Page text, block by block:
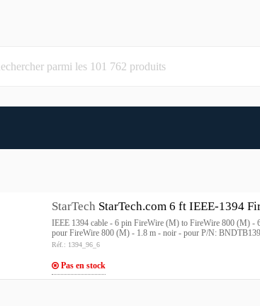
StarTech StarTech.com 6 ft IEEE-1394
IEEE 1394 cable - 6 pin FireWire (M) to FireWire 800 (M) -
pour FireWire 800 (M) - 1.8 m - noir - pour P/N:
Réf.: 1394_96_6
Pas en stock